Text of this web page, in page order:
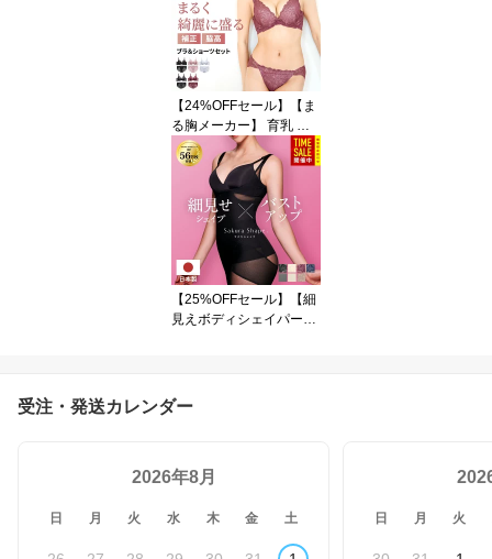
イン カシュクールブラ
脇高設計 上品シルエット
着痩せブラ 大きいサイズ
【ルルスマートブラ】
【24%OFFセール】【ま
る胸メーカー】 育乳 ブ
ラジャー&ショーツ 累計
9万枚突破 ブラショーツ
セット レース 脇肉すっ
きり 脇肉 補正 盛れる 谷
間メイク 脇高ブラ ブラ
ジャー ショーツセット
上下セット 補正 ブラジ
ャー レディース 小胸対
応 大きいサイズ バスト
アップ
【25%OFFセール】【細
見えボディシェイパー】
5万枚突破 体型カバー 幅
広サイズ展開 S〜3L ボデ
受注・発送カレンダー
2026年8月
日 月 火 水 木 金 土 日 月 火